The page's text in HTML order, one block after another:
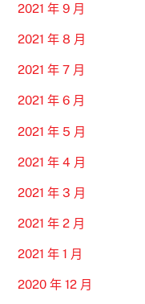
2021 年 9 月
2021 年 8 月
2021 年 7 月
2021 年 6 月
2021 年 5 月
2021 年 4 月
2021 年 3 月
2021 年 2 月
2021 年 1 月
2020 年 12 月